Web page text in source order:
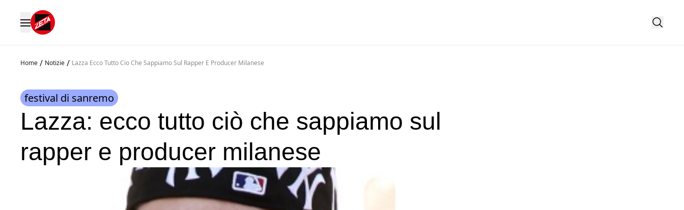
Home / Notizie / Lazza Ecco Tutto Cio Che Sappiamo Sul Rapper E Producer Milanese
festival di sanremo
Lazza: ecco tutto ciò che sappiamo sul
rapper e producer milanese